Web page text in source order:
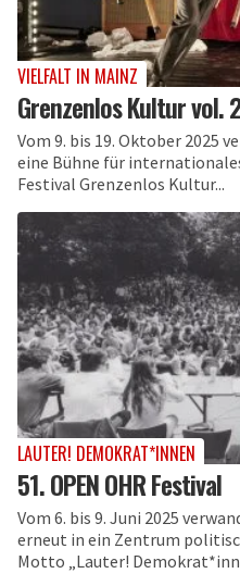
VIELFALT IN MAINZ
Grenzenlos Kultur vol.
Vom 9. bis 19. Oktober 2025
eine Bühne für
Festival Grenzenlos Kultur...
LAUTER! DEMOKRAT*INNEN
51. OPEN OHR Festival
Vom 6. bis 9. Juni 2025
erneut in ein Zentrum
Motto „Lauter!